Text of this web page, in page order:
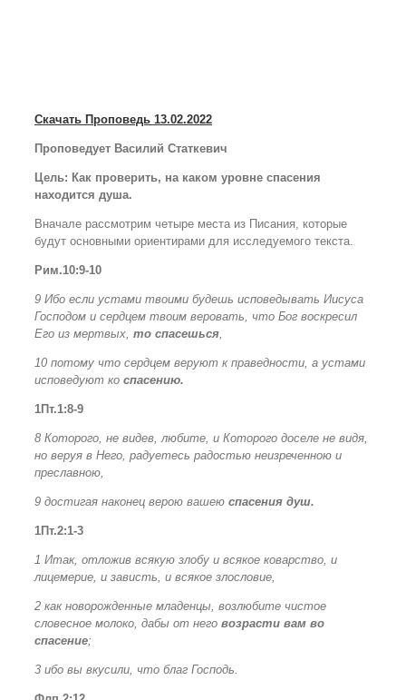
Скачать Проповедь 13.02.2022
Проповедует Василий Статкевич
Цель: Как проверить, на каком уровне спасения
находится душа.
Вначале рассмотрим четыре места из Писания, которые
будут основными ориентирами для исследуемого текста.
Рим.10:9-10
9 Ибо если устами твоими будешь исповедывать Иисуса
Господом и сердцем твоим веровать, что Бог воскресил
Его из мертвых, то спасешься,
10 потому что сердцем веруют к праведности, а устами
исповедуют ко спасению.
1Пт.1:8-9
8 Которого, не видев, любите, и Которого доселе не видя,
но веруя в Него, радуетесь радостью неизреченною и
преславною,
9 достигая наконец верою вашею спасения душ.
1Пт.2:1-3
1 Итак, отложив всякую злобу и всякое коварство, и
лицемерие, и зависть, и всякое злословие,
2 как новорожденные младенцы, возлюбите чистое
словесное молоко, дабы от него возрасти вам во
спасение;
3 ибо вы вкусили, что благ Господь.